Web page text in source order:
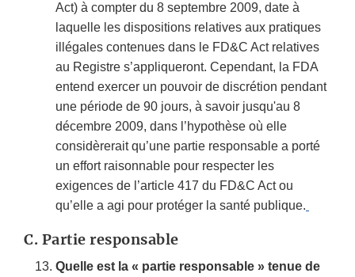
Act) à compter du 8 septembre 2009, date à
laquelle les dispositions relatives aux pratiques
illégales contenues dans le FD&C Act relatives
au Registre s’appliqueront. Cependant, la FDA
entend exercer un pouvoir de discrétion pendant
une période de 90 jours, à savoir jusqu'au 8
décembre 2009, dans l’hypothèse où elle
considèrerait qu’une partie responsable a porté
un effort raisonnable pour respecter les
exigences de l’article 417 du FD&C Act ou
qu’elle a agi pour protéger la santé publique.
C. Partie responsable
Quelle est la « partie responsable » tenue de